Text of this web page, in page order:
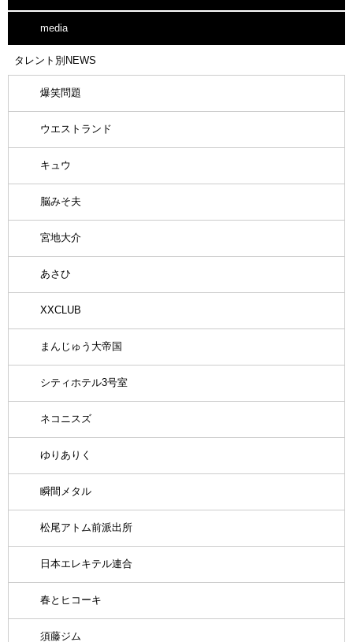
media
タレント別NEWS
爆笑問題
ウエストランド
キュウ
脳みそ夫
宮地大介
あさひ
XXCLUB
まんじゅう大帝国
シティホテル3号室
ネコニスズ
ゆりありく
瞬間メタル
松尾アトム前派出所
日本エレキテル連合
春とヒコーキ
須藤ジム